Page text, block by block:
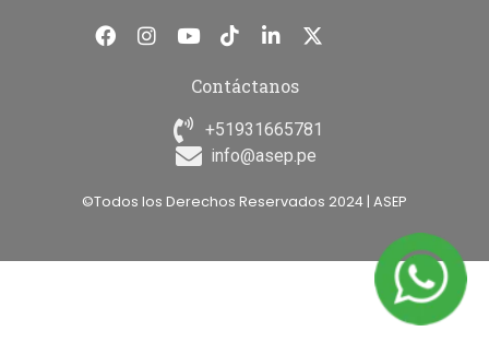
Contáctanos
+51931665781
info@asep.pe
©Todos los Derechos Reservados 2024 | ASEP